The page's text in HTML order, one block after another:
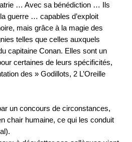
Thématiques
… Avec sa bénédiction … Ils
guerre … capables d’exploit
mais grâce à la magie des
telles que celles auxquels
capitaine Conan. Elles sont un
certaines de leurs spécificités,
des » Godillots, 2 L’Oreille
un concours de circonstances,
chair humaine, ce qui les conduit